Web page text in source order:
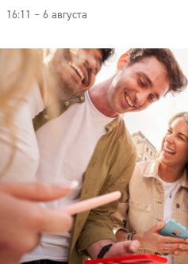
16:11 – 6 августа